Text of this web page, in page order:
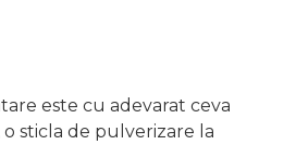
este cu adevarat ceva
sticla de pulverizare la